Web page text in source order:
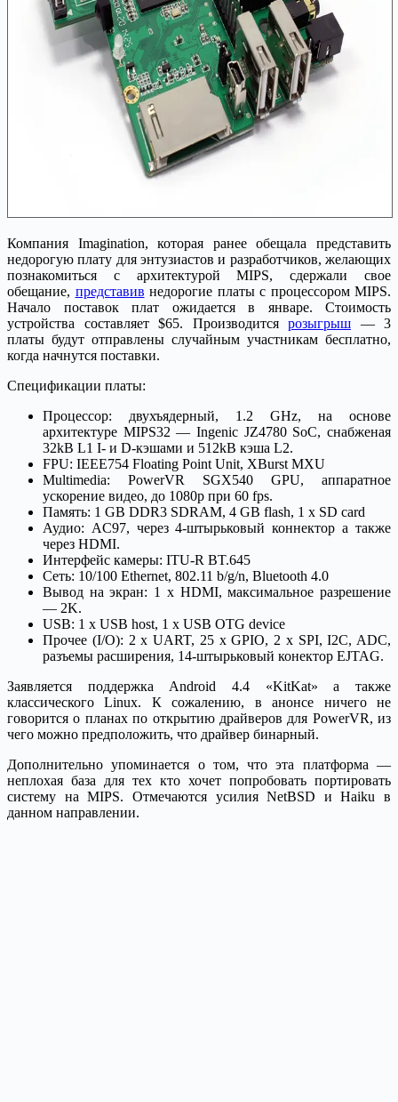
Компания Imagination, которая ранее обещала представить
недорогую плату для энтузиастов и разработчиков, желающих
познакомиться с архитектурой MIPS, сдержали свое
обещание, представив недорогие платы с процессором MIPS.
Начало поставок плат ожидается в январе. Стоимость
устройства составляет $65. Производится розыгрыш — 3
платы будут отправлены случайным участникам бесплатно,
когда начнутся поставки.
Спецификации платы:
Процессор: двухъядерный, 1.2 GHz, на основе
архитектуре MIPS32 — Ingenic JZ4780 SoC, снабженая
32kB L1 I- и D-кэшами и 512kB кэша L2.
FPU: IEEE754 Floating Point Unit, XBurst MXU
Multimedia: PowerVR SGX540 GPU, аппаратное
ускорение видео, до 1080p при 60 fps.
Память: 1 GB DDR3 SDRAM, 4 GB flash, 1 x SD card
Аудио: AC97, через 4-штырьковый коннектор а также
через HDMI.
Интерфейс камеры: ITU-R BT.645
Сеть: 10/100 Ethernet, 802.11 b/g/n, Bluetooth 4.0
Вывод на экран: 1 x HDMI, максимальное разрешение
— 2K.
USB: 1 x USB host, 1 x USB OTG device
Прочее (I/O): 2 x UART, 25 x GPIO, 2 x SPI, I2C, ADC,
разъемы расширения, 14-штырьковый конектор EJTAG.
Заявляется поддержка Android 4.4 «KitKat» а также
классического Linux. К сожалению, в анонсе ничего не
говорится о планах по открытию драйверов для PowerVR, из
чего можно предположить, что драйвер бинарный.
Дополнительно упоминается о том, что эта платформа —
неплохая база для тех кто хочет попробовать портировать
систему на MIPS. Отмечаются усилия NetBSD и Haiku в
данном направлении.